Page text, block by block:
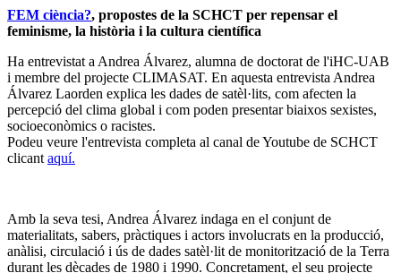
FEM ciència?, propostes de la SCHCT per repensar el
feminisme, la història i la cultura científica
Ha entrevistat a Andrea Álvarez, alumna de doctorat de l'iHC-UAB
i membre del projecte CLIMASAT. En aquesta entrevista Andrea
Álvarez Laorden explica les dades de satèl·lits, com afecten la
percepció del clima global i com poden presentar biaixos sexistes,
socioeconòmics o racistes.
Podeu veure l'entrevista completa al canal de Youtube de SCHCT
clicant aquí.
Amb la seva tesi, Andrea Álvarez indaga en el conjunt de
materialitats, sabers, pràctiques i actors involucrats en la producció,
anàlisi, circulació i ús de dades satèl·lit de monitorització de la Terra
durant les dècades de 1980 i 1990. Concretament, el seu projecte